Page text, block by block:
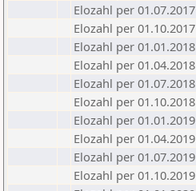
Elozahl per 01.07.2017
Elozahl per 01.10.2017
Elozahl per 01.01.2018
Elozahl per 01.04.2018
Elozahl per 01.07.2018
Elozahl per 01.10.2018
Elozahl per 01.01.2019
Elozahl per 01.04.2019
Elozahl per 01.07.2019
Elozahl per 01.10.2019